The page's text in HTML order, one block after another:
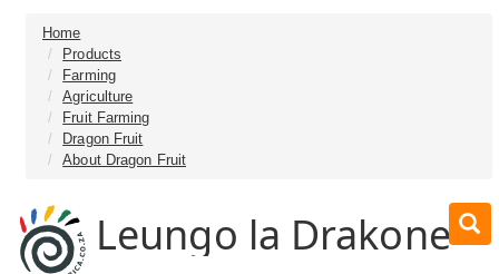
Home
Products
Farming
Agriculture
Fruit Farming
Dragon Fruit
About Dragon Fruit
Leungo la Drakone